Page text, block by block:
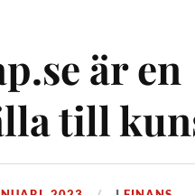
är en
till